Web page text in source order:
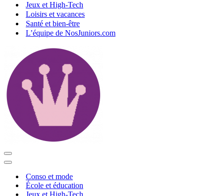
Jeux et High-Tech
Loisirs et vacances
Santé et bien-être
L’équipe de NosJuniors.com
Menu
de
Menu
navigationConso et mode
École et éducation
Jeux et High-Tech